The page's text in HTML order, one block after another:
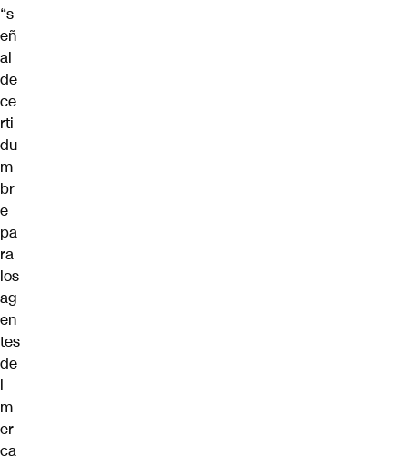
“s
eñ
al
de
ce
rti
du
m
br
e
pa
ra
los
ag
en
tes
de
l
m
er
ca